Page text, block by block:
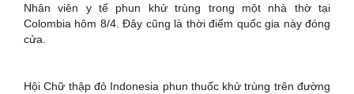
Nhân viên y tế phun khử trùng trong một nhà thờ tại
Colombia hôm 8/4. Đây cũng là thời điểm quốc gia này đóng
cửa.
Hội Chữ thập đỏ Indonesia phun thuốc khử trùng trên đường